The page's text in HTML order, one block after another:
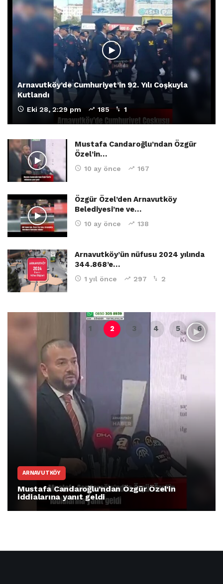
Arnavutköy’de Cumhuriyet’in 92. Yılı Coşkuyla
Kutlandı
Eki 28, 2:29 pm 185 1
Mustafa Candaroğlu’ndan Özgür
Özel’in…
10 ay önce 167
Özgür Özel’den Arnavutköy
Belediyesi’ne ve…
10 ay önce 138
Arnavutköy’ün nüfusu 2024 yılında
344.868’e…
1 yıl önce 297 2
Özel’in
Özgür Özel’den Arnavutköy
Mustafa Candaroğlu’na yönelik